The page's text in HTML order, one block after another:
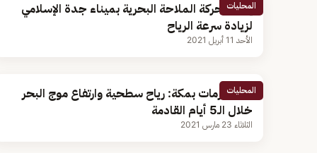
المحليات
إيقاف حركة الملاحة البحرية بميناء جدة الإسلامي
لزيادة سرعة الرياح
الأحد 11 أبريل 2021
المحليات
مركز الأزمات بمكة: رياح سطحية وارتفاع موج البحر
خلال الـ5 أيام القادمة
الثلاثاء 23 مارس 2021